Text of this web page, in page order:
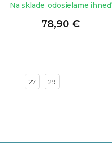
Na sklade, odosielame ihneď
78,90 €
27 29